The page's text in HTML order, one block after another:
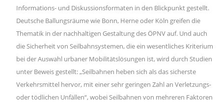
Informations- und Diskussionsformaten in den Blickpunkt gestellt.
Deutsche Ballungsräume wie Bonn, Herne oder Köln greifen die
Thematik in der nachhaltigen Gestaltung des ÖPNV auf. Und auch
die Sicherheit von Seilbahnsystemen, die ein wesentliches Kriterium
bei der Auswahl urbaner Mobilitätslösungen ist, wird durch Studien
unter Beweis gestellt: „Seilbahnen heben sich als das sicherste
Verkehrsmittel hervor, mit einer sehr geringen Zahl an Verletzungs-
oder tödlichen Unfällen“, wobei Seilbahnen von mehreren Faktoren